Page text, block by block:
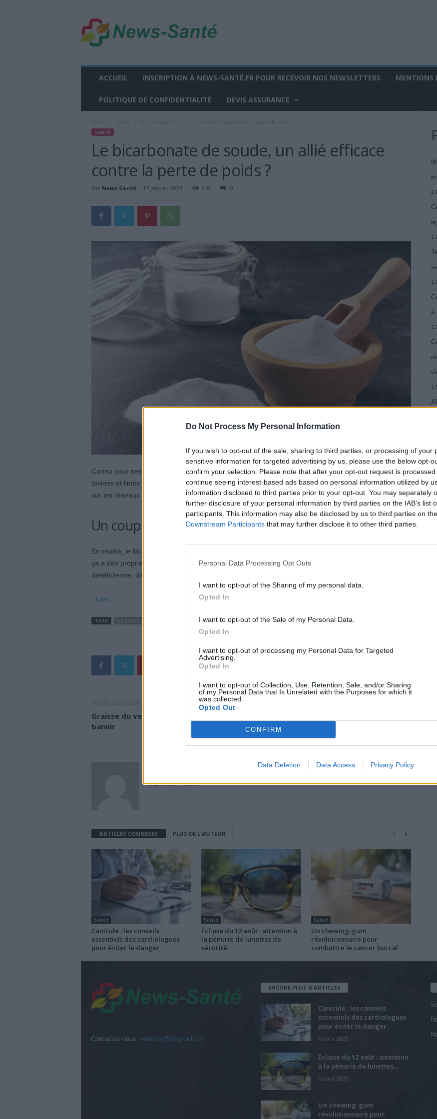
Do Not Process My Personal Information
If you wish to opt-out of the sale, sharing to third parties, or processing of your
sensitive information for targeted advertising by us, please use the below opt-
confirm your selection. Please note that after your opt-out request is
continue seeing interest-based ads based on personal information utilized by
information disclosed to third parties prior to your opt-out. You may separately
further disclosure of your personal information by third parties on the IAB’s list
participants. This information may also be disclosed by us to third parties on the
Downstream Participants that may further disclose it to other third parties.
Personal Data Processing Opt Outs
I want to opt-out of the Sharing of my personal data.
Opted In
I want to opt-out of the Sale of my Personal Data.
Opted In
I want to opt-out of processing my Personal Data for Targeted
Advertising.
Opted In
I want to opt-out of Collection, Use, Retention, Sale, and/or Sharing
of my Personal Data that Is Unrelated with the Purposes for which it
was collected.
Opted Out
CONFIRM
Data Deletion Data Access Privacy Policy
w
s
ACCUEIL INSCRIPTION À NEWS-SANTÉ.FR POUR RECEVOIR NOS NEWSLETTERS MENTIONS
POLITIQUE DE CONFIDENTIALITÉ DEVIS ASSURANCE
SANTÉ
Le bicarbonate de soude, un allié efficace
contre la perte de poids ?
Par News Santé- 17 janvier 2023 610 0
Connu pour ses propriétés antiacides et digestives, le bicarbonate de soude aide à l’élimination des
toxines et limite les ballonnements. Selon les croyances populaires et certaines tendances prônées
sur les réseaux sociaux, il pourrait être utile dans le cadre d’un régime. Mais qu’en est-il vraiment ?
Un coupe-faim
En réalité, le bicarbonate de soude est plutôt un coupe-faim. « Ça n’aide pas à perdre du poids, mais
ça a des propriétés rassasiantes. Ça ne remplit que l’estomac », d’après Valérie Samama,
diététicienne, dans 20 Minutes. D’ailleurs, elle ne le recommande pas à
Lire…
TAGS
Graisse du ventre : les aliments à
bannir
https://news-sante.fr
ARTICLES CONNEXES PLUS DE L'AUTEUR
Santé
Canicule : les conseils
essentiels des cardiologues
pour éviter le danger
Santé
Éclipse du 12 août : attention à
la pénurie de lunettes de
sécurité
Santé
Un chewing-gum
révolutionnaire pour
combattre le cancer buccal
à
Contactez-nous: edentify95@gmail.com
ENCORE PLUS D'ARTICLES
Canicule : les conseils
essentiels des cardiologues
pour éviter le danger
5 août 2026
Éclipse du 12 août : attention
à la pénurie de lunettes...
5 août 2026
Un chewing-gum
révolutionnaire pour